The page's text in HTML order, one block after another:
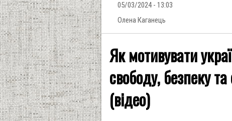
05/03/2024 - 13:03
Олена Каганець
Як мотивувати
свободу, безпеку
(відео)